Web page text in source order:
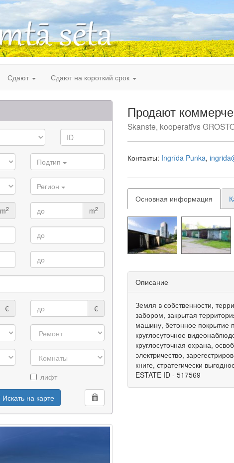
Сдают Сдают на короткий срок
Подтип
Регион
m2 m2
€ €
лифт
Искать на карте
Продают
Skanste, kooperatīvs
Контакты: Ingrīda Punka
Основная информация
Описание
Земля в собственности,
забором, закрытая
машину, бетонное покрытие
круглосуточное
круглосуточная охрана,
электричество,
книге, стратегически
ESTATE ID - 517569